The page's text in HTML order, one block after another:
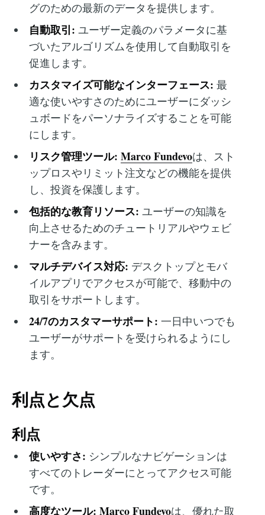
グのための最新のデータを提供します。
自動取引: ユーザー定義のパラメータに基
づいたアルゴリズムを使用して自動取引を
促進します。
カスタマイズ可能なインターフェース: 最
適な使いやすさのためにユーザーにダッシ
ュボードをパーソナライズすることを可能
にします。
リスク管理ツール: Marco Fundevoは、スト
ップロスやリミット注文などの機能を提供
し、投資を保護します。
包括的な教育リソース: ユーザーの知識を
向上させるためのチュートリアルやウェビ
ナーを含みます。
マルチデバイス対応: デスクトップとモバ
イルアプリでアクセスが可能で、移動中の
取引をサポートします。
24/7のカスタマーサポート: 一日中いつでも
ユーザーがサポートを受けられるようにし
ます。
利点と欠点
利点
使いやすさ: シンプルなナビゲーションは
すべてのトレーダーにとってアクセス可能
です。
高度なツール: Marco Fundevoは、優れた取